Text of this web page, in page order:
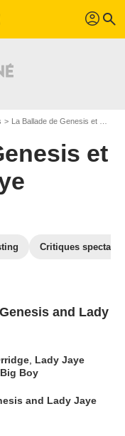
profil search
La Ballade de Genesis et Lady Jaye
et
Critiques
and Lady
Lady Jaye
Big Boy
and Lady Jaye